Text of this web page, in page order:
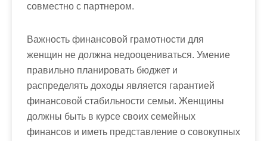
совместно с партнером.
Важность финансовой грамотности для
женщин не должна недооцениваться. Умение
правильно планировать бюджет и
распределять доходы является гарантией
финансовой стабильности семьи. Женщины
должны быть в курсе своих семейных
финансов и иметь представление о совокупных